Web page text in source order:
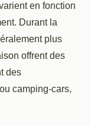
en fonction
Durant la
plus
offrent des
des
camping-cars,